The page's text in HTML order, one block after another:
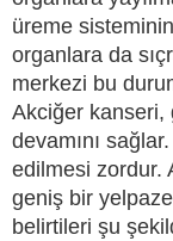
üreme
organlara da
merkezi bu
Akciğer kanseri,
devamını
edilmesi zordur.
geniş bir
belirtileri şu